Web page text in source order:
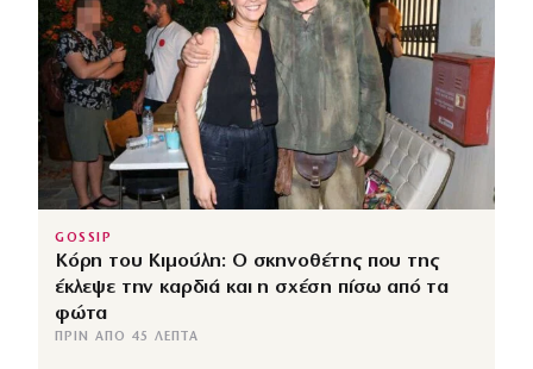
GOSSIP
Κόρη του Κιμούλη: Ο σκηνοθέτης που της
έκλεψε την καρδιά και η σχέση πίσω από τα
φώτα
ΠΡΙΝ ΑΠΌ 45 ΛΕΠΤΆ